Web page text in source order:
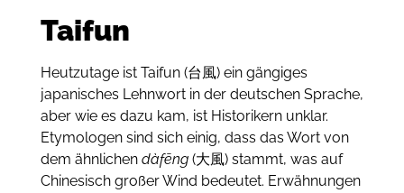
Taifun
Heutzutage ist Taifun (台風) ein gängiges
japanisches Lehnwort in der deutschen Sprache,
aber wie es dazu kam, ist Historikern unklar.
Etymologen sind sich einig, dass das Wort von
dem ähnlichen dàfēng(大風) stammt, was auf
Chinesisch großer Wind bedeutet. Erwähnungen